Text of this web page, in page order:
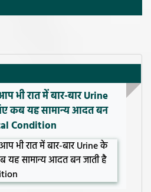
भी रात में बार-बार Urine
कब यह सामान्य आदत बन
Condition